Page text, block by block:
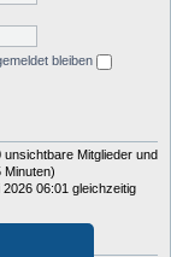
bleiben
unsichtbare Mitglieder und
Minuten)
06:01 gleichzeitig